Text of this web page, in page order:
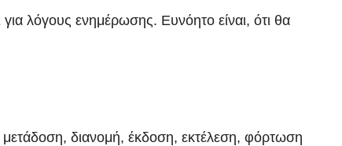
για λόγους ενημέρωσης. Ευνόητο είναι, ότι θα
διανομή, έκδοση, εκτέλεση, φόρτωση